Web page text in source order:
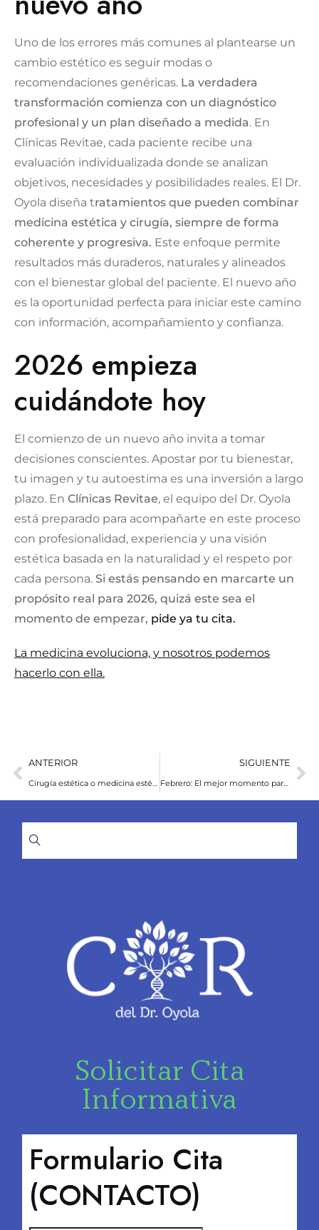
Uno de los errores más comunes al plantearse un
cambio estético es seguir modas o
recomendaciones genéricas. La verdadera
transformación comienza con un diagnóstico
profesional y un plan diseñado a medida. En
Clínicas Revitae, cada paciente recibe una
evaluación individualizada donde se analizan
objetivos, necesidades y posibilidades reales. El Dr.
Oyola diseña tratamientos que pueden combinar
medicina estética y cirugía, siempre de forma
coherente y progresiva. Este enfoque permite
resultados más duraderos, naturales y alineados
con el bienestar global del paciente. El nuevo año
es la oportunidad perfecta para iniciar este camino
con información, acompañamiento y confianza.
2026 empieza
cuidándote hoy
El comienzo de un nuevo año invita a tomar
decisiones conscientes. Apostar por tu bienestar,
tu imagen y tu autoestima es una inversión a largo
plazo. En Clínicas Revitae, el equipo del Dr. Oyola
está preparado para acompañarte en este proceso
con profesionalidad, experiencia y una visión
estética basada en la naturalidad y el respeto por
cada persona. Si estás pensando en marcarte un
propósito real para 2026, quizá este sea el
momento de empezar, pide ya tu cita.
La medicina evoluciona, y nosotros podemos
hacerlo con ella.
ANTERIOR
Cirugía estética o medicina estética: Cómo elegir el tratamiento ideal para transformar tu imagen en Clínicas Revitae
SIGUIENTE
Febrero: El mejor momento para empezar un tratamiento estético y recuperar la piel en Clínicas Revitae
Solicitar Cita
Informativa
Formulario Cita
(CONTACTO)